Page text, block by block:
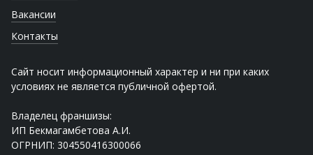
Вакансии
Контакты
Сайт носит информационный характер и ни при каких
условиях не является публичной офертой.
Владелец франшизы:
ИП Бекмагамбетова А.И.
ОГРНИП: 304550416300066